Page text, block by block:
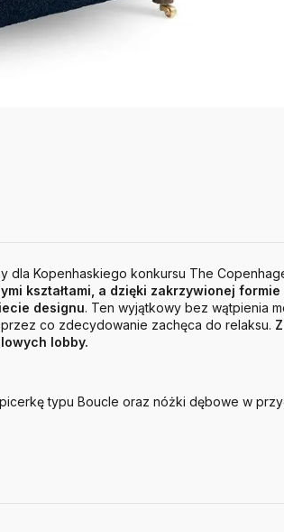
dla Kopenhaskiego konkursu The
kształtami, a dzięki zakrzywionej formie
designu. Ten wyjątkowy bez wątpienia
co zdecydowanie zachęca do relaksu.
lobby.
typu Boucle oraz nóżki dębowe w